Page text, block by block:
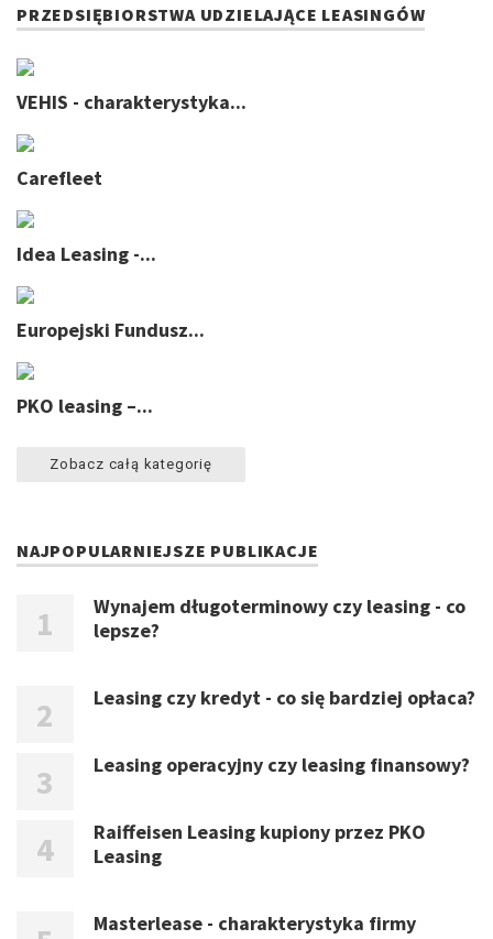
PRZEDSIĘBIORSTWA UDZIELAJĄCE LEASINGÓW
VEHIS - charakterystyka...
Carefleet
Idea Leasing -...
Europejski Fundusz...
PKO leasing –...
Zobacz całą kategorię
NAJPOPULARNIEJSZE PUBLIKACJE
Wynajem długoterminowy czy leasing - co
lepsze?
Leasing czy kredyt - co się bardziej opłaca?
Leasing operacyjny czy leasing finansowy?
Raiffeisen Leasing kupiony przez PKO
Leasing
Masterlease - charakterystyka firmy